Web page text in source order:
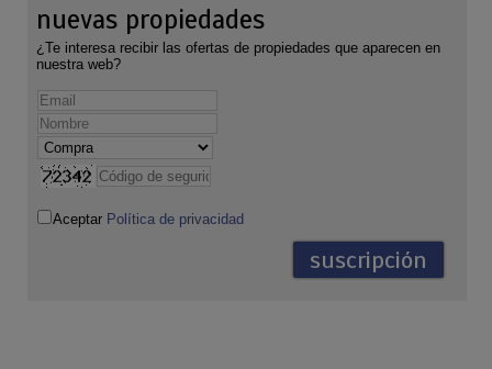
nuevas propiedades
¿Te interesa recibir las ofertas de propiedades que aparecen en
nuestra web?
Aceptar Política de privacidad